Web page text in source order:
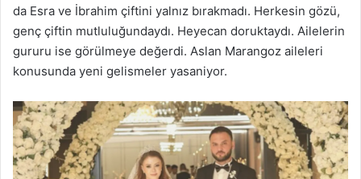
da Esra ve İbrahim çiftini yalnız bırakmadı. Herkesin gözü,
genç çiftin mutluluğundaydı. Heyecan doruktaydı. Ailelerin
gururu ise görülmeye değerdi. Aslan Marangoz aileleri
konusunda yeni gelismeler yasaniyor.